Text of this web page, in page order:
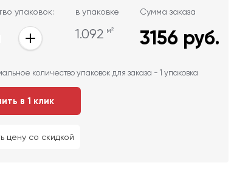
упаковок: в упаковке
1.092 м²
Сумма заказа
3156 руб.
количество упаковок для заказа - 1 упаковка
в 1 клик
цену со скидкой